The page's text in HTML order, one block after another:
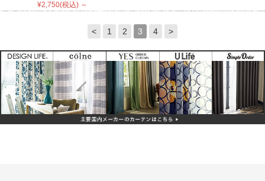
¥2,750(税込) ～
< 1 2 3 4 >